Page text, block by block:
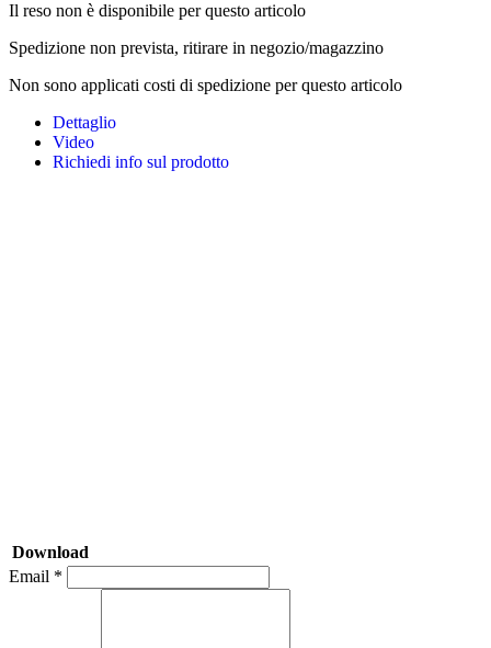
Il reso non è disponibile per questo articolo
Spedizione non prevista, ritirare in negozio/magazzino
Non sono applicati costi di spedizione per questo articolo
Dettaglio
Video
Richiedi info sul prodotto
Download
Email *